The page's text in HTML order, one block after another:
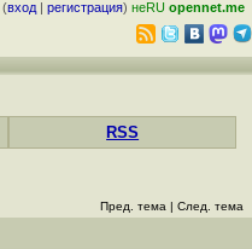
(вход | регистрация) неRU opennet.me
RSS
Пред. тема | След. тема